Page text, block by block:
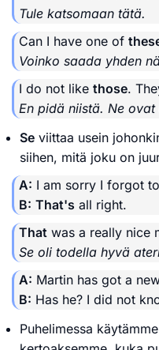
Tule katsomaan tätä.
Can I have one of
Voinko saada yhden
I do not like those.
En pidä niistä. Ne
Se viittaa usein
siihen, mitä joku on
A: I am sorry I forgot
B: That's all right.
That was a really nice
Se oli todella hyvä
A: Martin has got a
B: Has he? I did not
Puhelimessa